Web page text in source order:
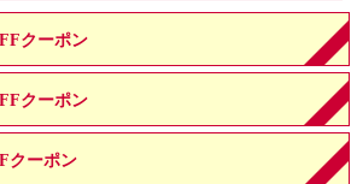
クーポン
クーポン
クーポン